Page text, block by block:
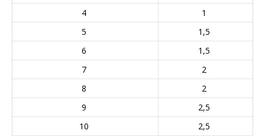
4
1
5
1,5
6
1,5
7
2
8
2
9
2,5
10
2,5